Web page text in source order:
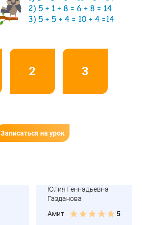
2 3
Записаться на урок
Юлия Геннадьевна
Газданова
Амит
5